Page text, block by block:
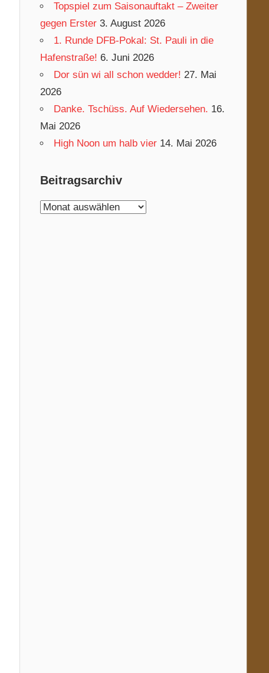
Topspiel zum Saisonauftakt – Zweiter
gegen Erster 3. August 2026
1. Runde DFB-Pokal: St. Pauli in die
Hafenstraße! 6. Juni 2026
Dor sün wi all schon wedder! 27. Mai
2026
Danke. Tschüss. Auf Wiedersehen. 16.
Mai 2026
High Noon um halb vier 14. Mai 2026
Beitragsarchiv
Beitragsarchiv